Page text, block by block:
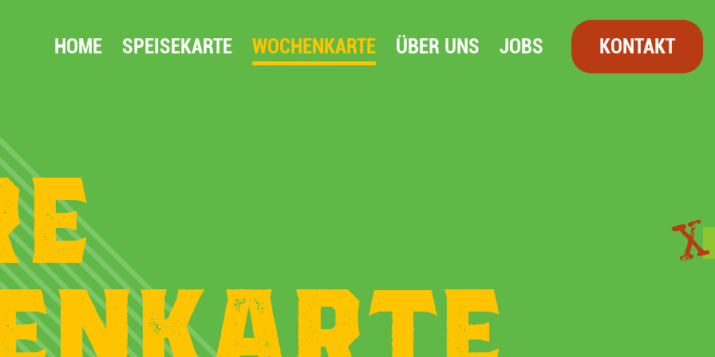
HOME SPEISEKARTE WOCHENKARTE ÜBER UNS JOBS KONTAKT